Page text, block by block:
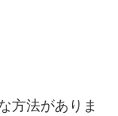
方法がありま